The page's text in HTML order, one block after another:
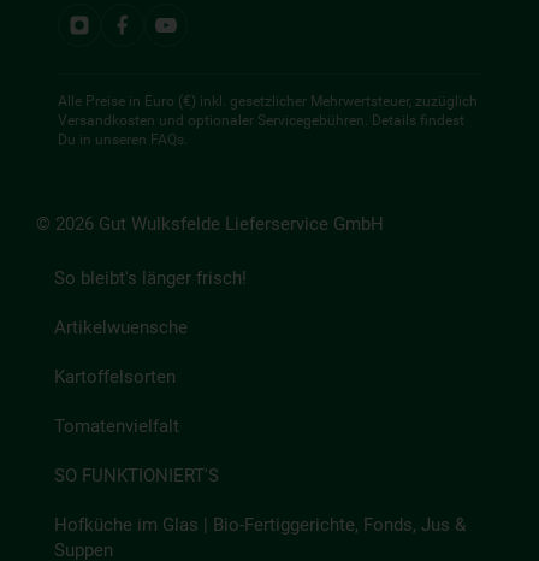
Alle Preise in Euro (€) inkl. gesetzlicher Mehrwertsteuer, zuzüglich
Versandkosten und optionaler Servicegebühren. Details findest
Du in unseren FAQs.
© 2026 Gut Wulksfelde Lieferservice GmbH
So bleibt's länger frisch!
Artikelwuensche
Kartoffelsorten
Tomatenvielfalt
SO FUNKTIONIERT'S
Hofküche im Glas | Bio-Fertiggerichte, Fonds, Jus &
Suppen